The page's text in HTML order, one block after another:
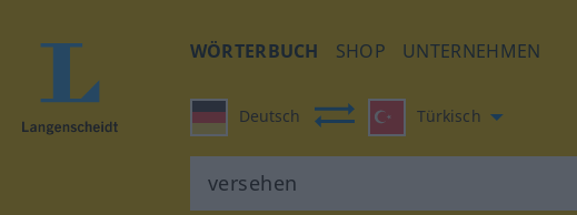
WÖRTERBUCH SHOP UNTERNEHMEN
Deutsch Türkisch